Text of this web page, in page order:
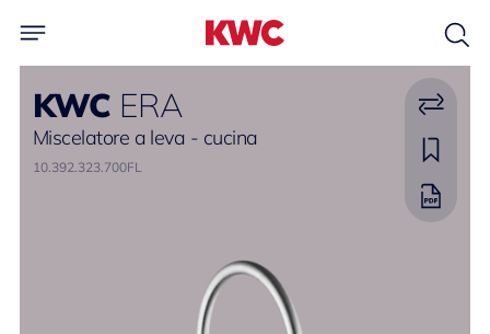
KWC ERA
Miscelatore a leva - cucina
10.392.323.700FL